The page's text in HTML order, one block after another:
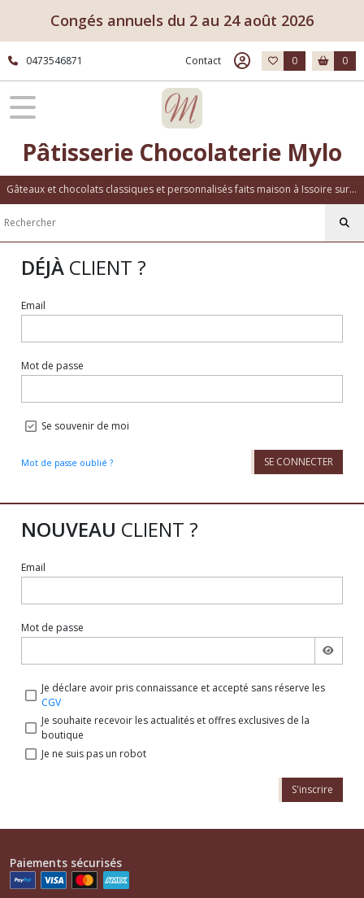
Congés annuels du 2 au 24 août 2026
0473546871 Contact 0 0
Pâtisserie Chocolaterie Mylo
Gâteaux et chocolats classiques et personnalisés faits maison à Issoire sur place ou à emporter
DÉJÀ CLIENT ?
Email
Mot de passe
Se souvenir de moi
Mot de passe oublié ? SE CONNECTER
NOUVEAU CLIENT ?
Email
Mot de passe
Je déclare avoir pris connaissance et accepté sans réserve les
CGV
Je souhaite recevoir les actualités et offres exclusives de la
boutique
Je ne suis pas un robot
S'inscrire
Paiements sécurisés